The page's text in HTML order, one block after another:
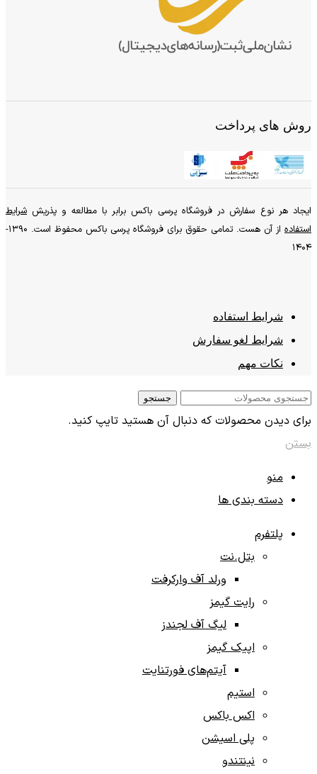
روش های پرداخت
ایجاد هر نوع سفارش در فروشگاه پرسی باکس برابر با مطالعه و پذریش شرایط
استفاده
از آن هست. تمامی حقوق برای فروشگاه پرسی باکس محفوظ است. 1390-
1404
شرایط استفاده
شرایط لغو سفارش
نکات مهم
جستجو
برای دیدن محصولات که دنبال آن هستید تایپ کنید.
بستن
منو
دسته بندی ها
پلتفرم‌
بتل.نت
ورلد آف وارکرفت
رایت گیمز
لیگ آف لجندز
اپیک گیمز
آیتم‌های فورتنایت
استیم
اکس باکس
پلی اسیشن
نینتندو